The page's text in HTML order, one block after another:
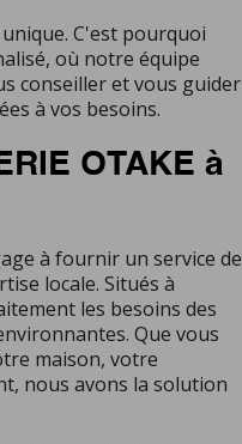
C'est pourquoi
où notre équipe
conseiller et vous guider
à vos besoins.
OTAKE à
à fournir un service de
locale. Situés à
les besoins des
Que vous
maison, votre
nous avons la solution